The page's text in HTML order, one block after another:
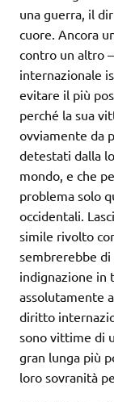
una guerra, il
cuore. Ancora
contro un altro
internazionale
evitare il più
perché la sua
ovviamente da
detestati dalla
mondo, e che
problema solo
occidentali.
simile rivolto
sembrerebbe di
indignazione in
assolutamente
diritto
sono vittime di
gran lunga più
loro sovranità